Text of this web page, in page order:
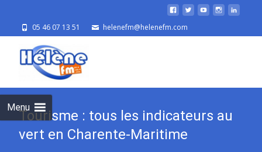
05 46 07 13 51 helenefm@helenefm.com
Menu
Tourisme : tous les indicateurs au
vert en Charente-Maritime